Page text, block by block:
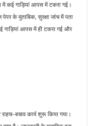
में कई गाड़ियां आपस में टकरा गई।
के मुताबिक, सुरक्षा जांच में पता
गाड़ियां आपस में ही टकरा गई और
बचाव कार्य शुरू किया गया।
लोकसभा चुनाव लड़…